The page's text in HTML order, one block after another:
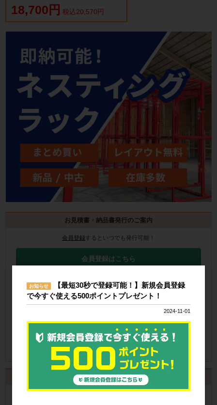
18,700円 税込20,570円
お見積書・納品書発行のご案内
会員登録するといつでも発行可能！
会員登録はこちら
見積書の発行手順についてご案内
見積書発行手順について
納品書の発行手順についてご案内
納品書発行手順について
カート
お知らせ
【最短30秒で登録可能！】新規会員登録
で今すぐ使える500ポイントプレゼント！
2024-11-01